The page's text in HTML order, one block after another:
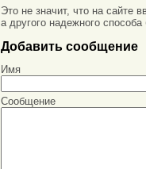
Это не значит, что на сайте
а другого надежного
Добавить сообщение
Имя
Сообщение